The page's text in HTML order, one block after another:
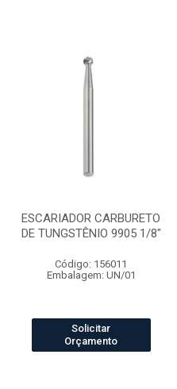
ESCARIADOR CARBURETO
DE TUNGSTÊNIO 9905 1/8"
Código: 156011
Embalagem: UN/01
Solicitar
Orçamento